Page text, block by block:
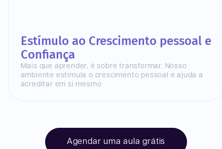
Estímulo ao Crescimento pessoal e
Confiança
Mais que aprender, é sobre transformar. Nosso
ambiente estimula o crescimento pessoal e ajuda a
acreditar em si mesmo
Agendar uma aula grátis